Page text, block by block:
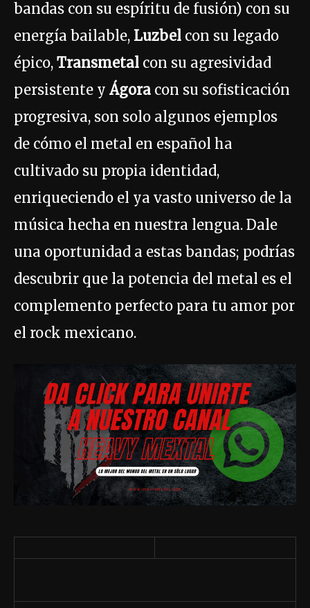
bandas con su espíritu de fusión) con su
energía bailable, Luzbel con su legado
épico, Transmetal con su agresividad
persistente y Ágora con su sofisticación
progresiva, son solo algunos ejemplos
de cómo el metal en español ha
cultivado su propia identidad,
enriqueciendo el ya vasto universo de la
música hecha en nuestra lengua. Dale
una oportunidad a estas bandas; podrías
descubrir que la potencia del metal es el
complemento perfecto para tu amor por
el rock mexicano.